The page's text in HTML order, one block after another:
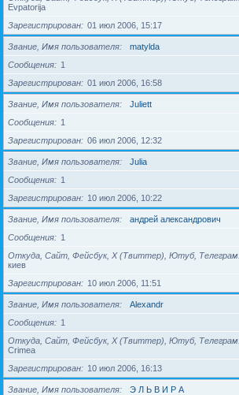
Evpatorija
Зарегистрирован
01 июл 2006, 15:17
Звание, Имя пользователя
matylda
Сообщения
1
Зарегистрирован
01 июл 2006, 16:58
Звание, Имя пользователя
Juliett
Сообщения
1
Зарегистрирован
06 июл 2006, 12:32
Звание, Имя пользователя
Julia
Сообщения
1
Зарегистрирован
10 июл 2006, 10:22
Звание, Имя пользователя
андрей александрович
Сообщения
1
Откуда, Сайт, Фейсбук, X (Твиттер), Ютуб, Телеграм
киев
Зарегистрирован
10 июл 2006, 11:51
Звание, Имя пользователя
Alexandr
Сообщения
1
Откуда, Сайт, Фейсбук, X (Твиттер), Ютуб, Телеграм
Crimea
Зарегистрирован
10 июл 2006, 16:13
Звание, Имя пользователя
Э Л Ь В И Р А